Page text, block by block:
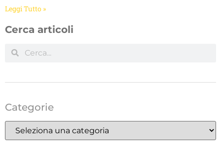
Leggi Tutto »
Cerca articoli
Categorie